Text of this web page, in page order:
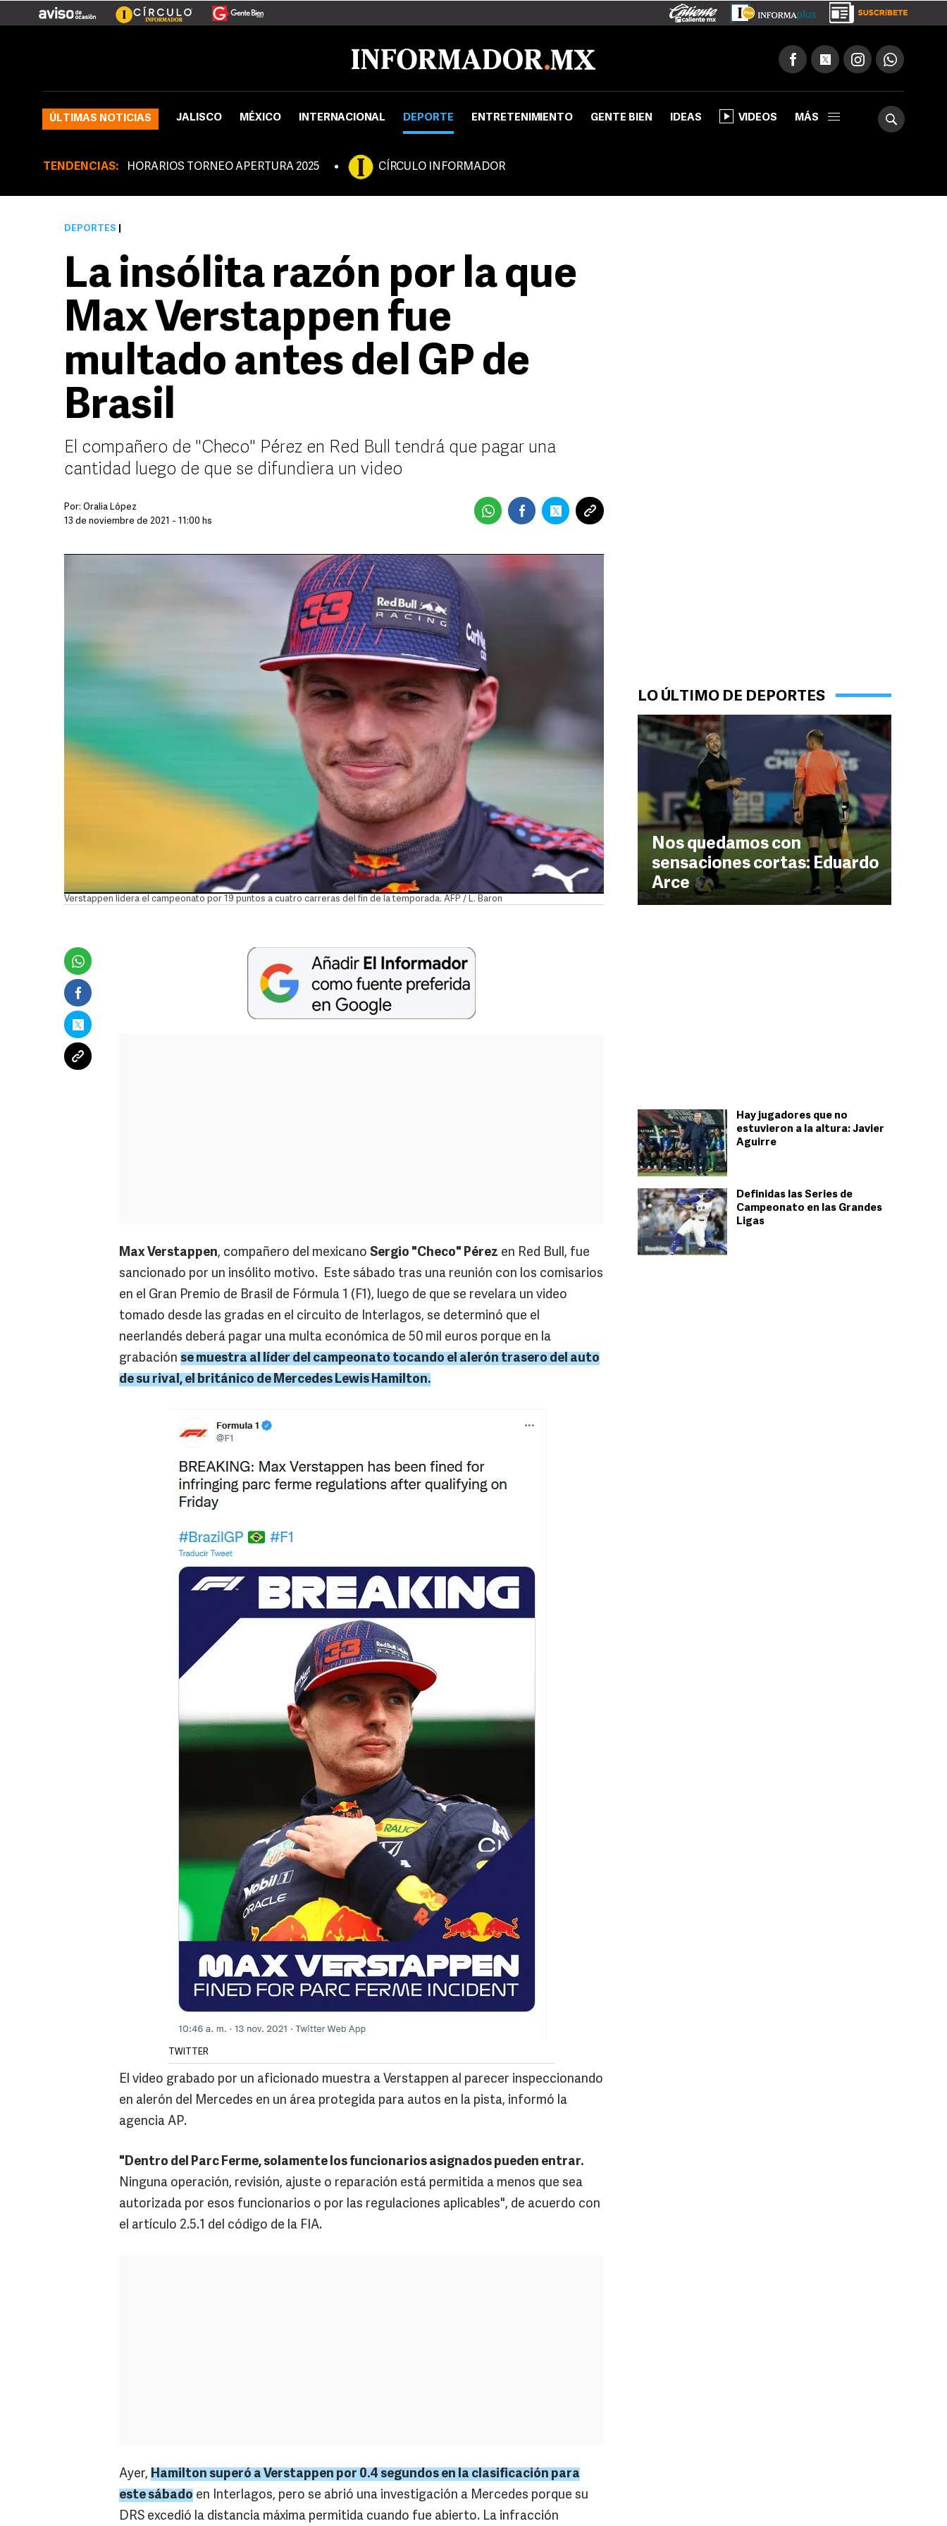
ÚLTIMAS NOTICIAS JALISCO MÉXICO INTERNACIONAL DEPORTE ENTRETENIMIENTO GENTE BIEN IDEAS VIDEOS MÁS
TENDENCIAS: HORARIOS TORNEO APERTURA 2025 CÍRCULO INFORMADOR
LO ÚLTIMO DE DEPORTES
Nos quedamos con
sensaciones cortas: Eduardo
Arce
Hay jugadores que no
estuvieron a la altura: Javier
Aguirre
Definidas las Series de
Campeonato en las Grandes
Ligas
DEPORTES
La insólita razón por la que
Max Verstappen fue
multado antes del GP de
Brasil
El compañero de "Checo" Pérez en Red Bull tendrá que pagar una
cantidad luego de que se difundiera un video
Por: Oralia López
13 de noviembre de 2021 - 11:00 hs
Verstappen lidera el campeonato por 19 puntos a cuatro carreras del fin de la temporada. AFP / L. Baron
Max Verstappen, compañero del mexicano Sergio "Checo" Pérez en Red Bull, fue
sancionado por un insólito motivo. Este sábado tras una reunión con los comisarios
en el Gran Premio de Brasil de Fórmula 1 (F1), luego de que se revelara un video
tomado desde las gradas en el circuito de Interlagos, se determinó que el
neerlandés deberá pagar una multa económica de 50 mil euros porque en la
grabación se muestra al líder del campeonato tocando el alerón trasero del auto
de su rival, el británico de Mercedes Lewis Hamilton.
TWITTER
El video grabado por un aficionado muestra a Verstappen al parecer inspeccionando
en alerón del Mercedes en un área protegida para autos en la pista, informó la
agencia AP.
"Dentro del Parc Ferme, solamente los funcionarios asignados pueden entrar.
Ninguna operación, revisión, ajuste o reparación está permitida a menos que sea
autorizada por esos funcionarios o por las regulaciones aplicables", de acuerdo con
el artículo 2.5.1 del código de la FIA.
Ayer, Hamilton superó a Verstappen por 0.4 segundos en la clasificación para
este sábado en Interlagos, pero se abrió una investigación a Mercedes porque su
DRS excedió la distancia máxima permitida cuando fue abierto. La infracción